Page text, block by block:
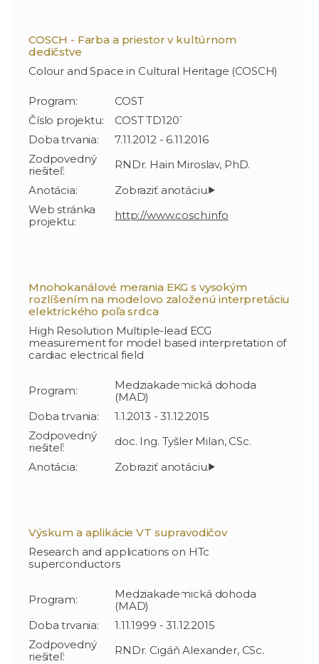
COSCH - Farba a priestor v kultúrnom
dedičstve
Colour and Space in Cultural Heritage (COSCH)
Program:
COST
Číslo projektu:
COST TD1201
Doba trvania:
7.11.2012 - 6.11.2016
Zodpovedný
riešiteľ:
RNDr. Hain Miroslav, PhD.
Anotácia:
Web stránka
projektu:
http://www.cosch.info
Mnohokanálové merania EKG s vysokým
rozlíšením na modelovo založenú interpretáciu
elektrického poľa srdca
High Resolution Multiple-lead ECG
measurement for model based interpretation of
cardiac electrical field
Program:
Medziakademická dohoda
(MAD)
Doba trvania:
1.1.2013 - 31.12.2015
Zodpovedný
riešiteľ:
doc. Ing. Tyšler Milan, CSc.
Anotácia:
Výskum a aplikácie VT supravodičov
Research and applications on HTc
superconductors
Program:
Medziakademická dohoda
(MAD)
Doba trvania:
1.11.1999 - 31.12.2015
Zodpovedný
riešiteľ:
RNDr. Cigáň Alexander, CSc.